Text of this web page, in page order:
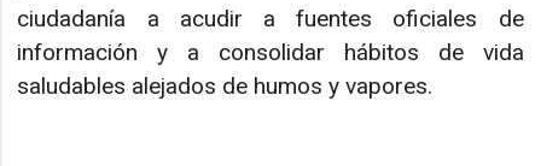
ciudadanía a acudir a fuentes oficiales de
información y a consolidar hábitos de vida
saludables alejados de humos y vapores.